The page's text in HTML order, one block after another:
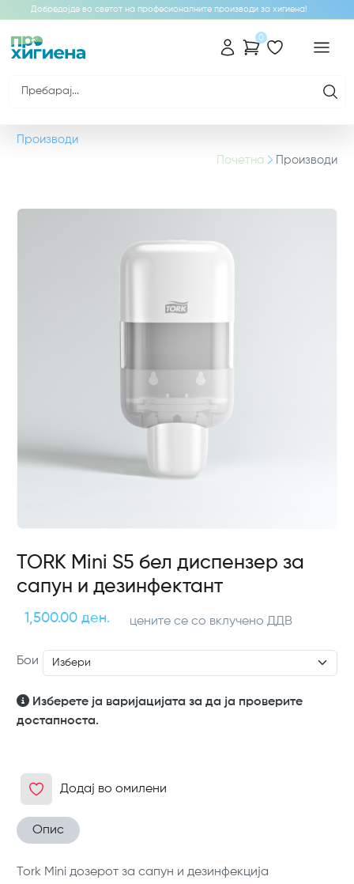
Добредојде во светот на професионалните производи за хигиена!
0
Производи
Почетна
Производи
TORK Mini S5 бел диспензер за
сапун и дезинфектант
1,500.00 ден. цените се со вклучено ДДВ
Бои
Изберете ја варијацијата за да ја проверите
достапноста.
Додај во омилени
Опис
Tork Mini дозерот за сапун и дезинфекција